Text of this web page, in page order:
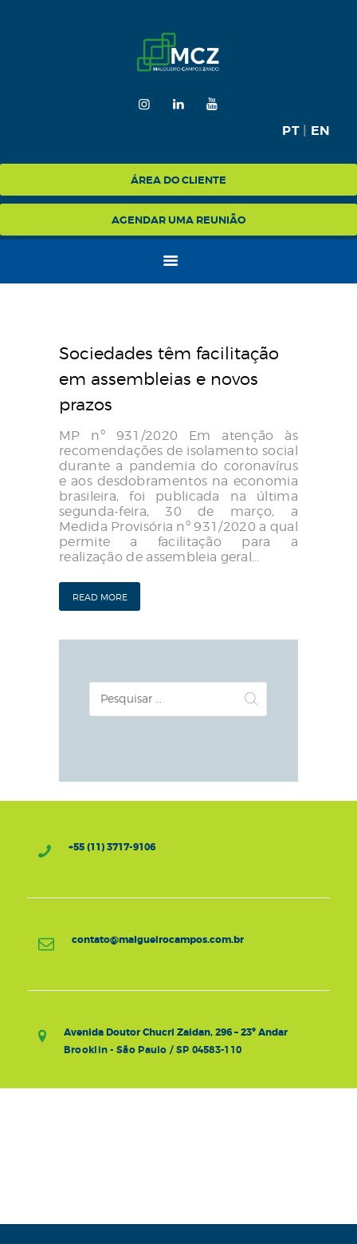
PT| EN
ÁREA DO CLIENTE
AGENDAR UMA REUNIÃO
NA MÍDIA
BLOG
CONTATO
Sociedades têm facilitação
em assembleias e novos
prazos
MP nº 931/2020 Em atenção às
recomendações de isolamento social
durante a pandemia do coronavírus
e aos desdobramentos na economia
brasileira, foi publicada na última
segunda-feira, 30 de março, a
Medida Provisória nº 931/2020 a qual
permite a facilitação para a
realização de assembleia geral…
READ MORE
por:
+55 (11) 3717-9106
contato@malgueirocampos.com.br
Avenida Doutor Chucri Zaidan, 296 – 23º Andar
Brooklin - São Paulo / SP 04583-110